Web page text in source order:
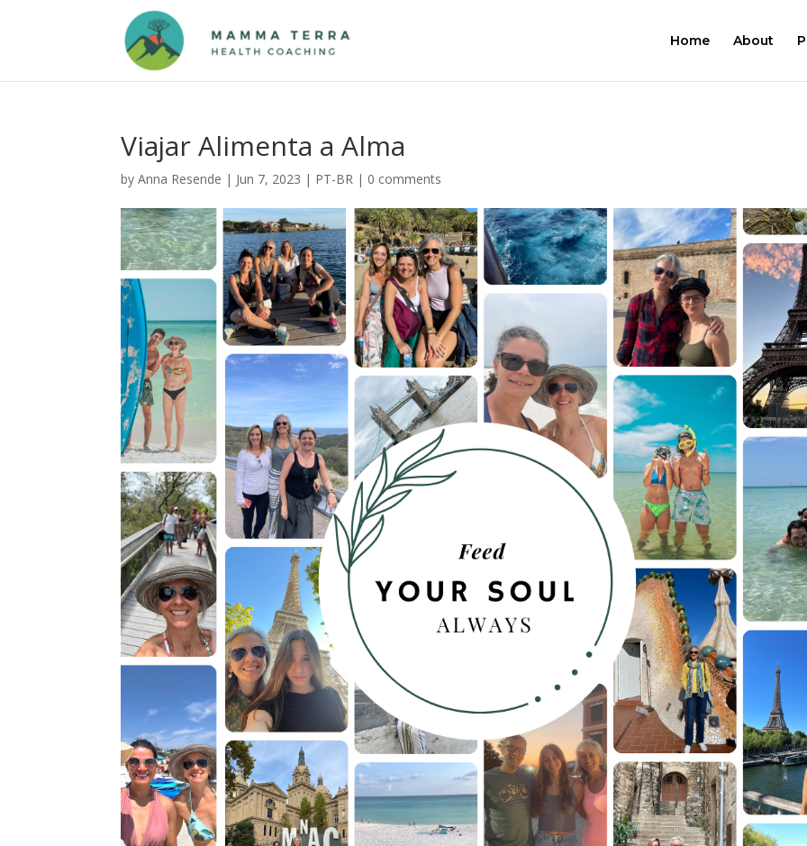
Home About
Viajar Alimenta a Alma
byAnna Resende | Jun 7, 2023 | PT-BR | 0 comments